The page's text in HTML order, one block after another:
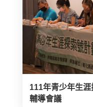
111年青少年生
輔導會議